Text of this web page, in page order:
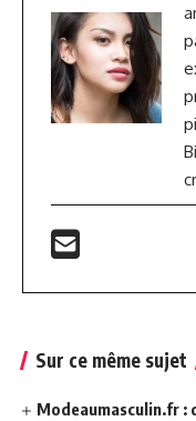
Sur ce même sujet
Modeaumasculin.fr :